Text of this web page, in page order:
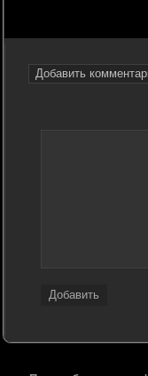
Добавить
Добавить